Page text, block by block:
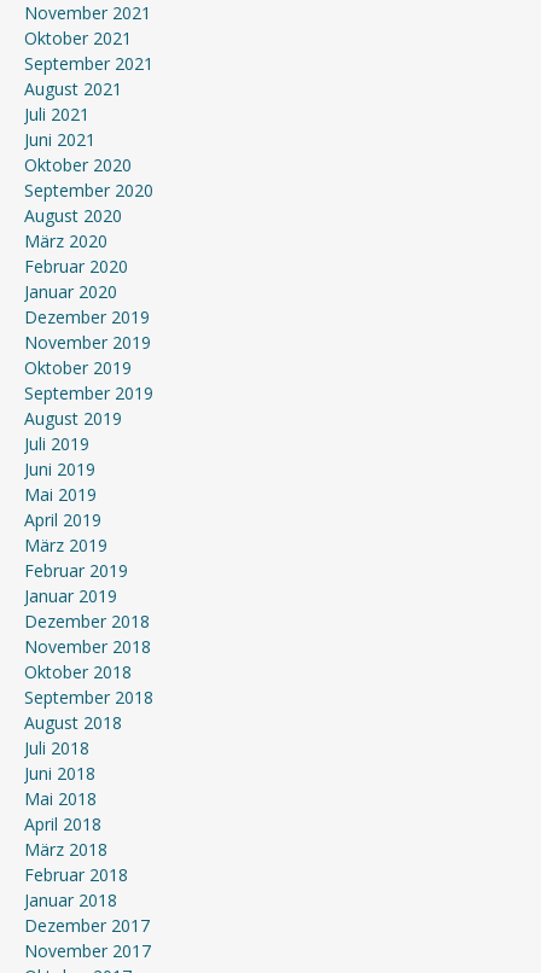
November 2021
Oktober 2021
September 2021
August 2021
Juli 2021
Juni 2021
Oktober 2020
September 2020
August 2020
März 2020
Februar 2020
Januar 2020
Dezember 2019
November 2019
Oktober 2019
September 2019
August 2019
Juli 2019
Juni 2019
Mai 2019
April 2019
März 2019
Februar 2019
Januar 2019
Dezember 2018
November 2018
Oktober 2018
September 2018
August 2018
Juli 2018
Juni 2018
Mai 2018
April 2018
März 2018
Februar 2018
Januar 2018
Dezember 2017
November 2017